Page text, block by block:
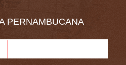
PERNAMBUCANA